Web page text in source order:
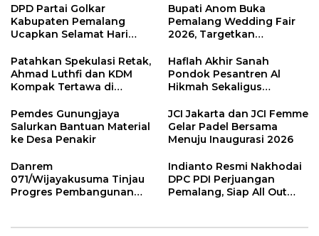
ke-80
DPD Partai Golkar
Kabupaten Pemalang
Ucapkan Selamat Hari
Bupati Anom Buka
Pemalang Wedding Fair
2026, Targetkan
Patahkan Spekulasi Retak,
Ahmad Luthfi dan KDM
Kompak Tertawa di
Haflah Akhir Sanah
Pondok Pesantren Al
Hikmah Sekaligus
Terpadu Warunpring
Pemdes Gunungjaya
Salurkan Bantuan Material
ke Desa Penakir
JCI Jakarta dan JCI Femme
Gelar Padel Bersama
Menuju Inaugurasi 2026
Danrem
071/Wijayakusuma Tinjau
Progres Pembangunan
Indianto Resmi Nakhodai
DPC PDI Perjuangan
Pemalang, Siap All Out